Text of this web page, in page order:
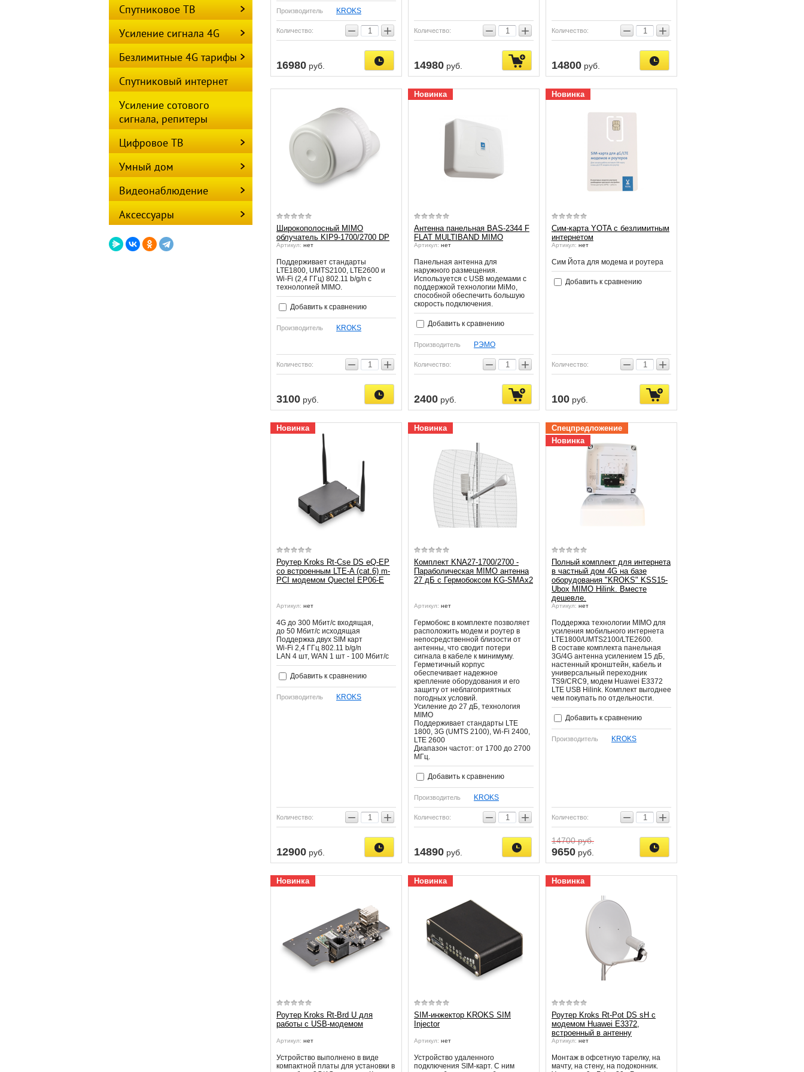
Производитель KROKS
Количество: − +
16980 руб.
Количество: − +
14980 руб.
Количество: − +
14800 руб.
Широкополосный MIMO
облучатель KIP9-1700/2700 DP
Артикул: нет
Поддерживает стандарты
LTE1800, UMTS2100, LTE2600 и
Wi-Fi (2,4 ГГц) 802.11 b/g/n с
технологией MIMO.
Добавить к сравнению
Производитель KROKS
Количество: − +
3100 руб.
Новинка
Антенна панельная BAS-2344 F
FLAT MULTIBAND MIMO
Артикул: нет
Панельная антенна для
наружного размещения.
Используется с USB модемами с
поддержкой технологии MiMo,
способной обеспечить большую
скорость подключения.
Добавить к сравнению
Производитель РЭМО
Количество: − +
2400 руб.
Новинка
Сим-карта YOTA с безлимитным
интернетом
Артикул: нет
Сим Йота для модема и роутера
Добавить к сравнению
Количество: − +
100 руб.
Новинка
Роутер Kroks Rt-Cse DS eQ-EP
со встроенным LTE-A (cat.6) m-
PCI модемом Quectel EP06-E
Артикул: нет
4G до 300 Мбит/c входящая,
до 50 Мбит/с исходящая
Поддержка двух SIM карт
Wi-Fi 2,4 ГГц 802.11 b/g/n
LAN 4 шт, WAN 1 шт - 100 Мбит/с
Добавить к сравнению
Производитель KROKS
Количество: − +
12900 руб.
Новинка
Комплект KNA27-1700/2700 -
Параболическая MIMO антенна
27 дБ с Гермобоксом KG-SMAx2
Артикул: нет
Гермобокс в комплекте позволяет
расположить модем и роутер в
непосредственной близости от
антенны, что сводит потери
сигнала в кабеле к минимуму.
Герметичный корпус
обеспечивает надежное
крепление оборудования и его
защиту от неблагоприятных
погодных условий.
Усиление до 27 дБ, технология
MIMO
Поддерживает стандарты LTE
1800, 3G (UMTS 2100), Wi-Fi 2400,
LTE 2600
Диапазон частот: от 1700 до 2700
МГц.
Добавить к сравнению
Производитель KROKS
Количество: − +
14890 руб.
Спецпредложение
Новинка
Полный комплект для интернета
в частный дом 4G на базе
оборудования "KROKS" KSS15-
Ubox MIMO Hilink. Вместе
дешевле.
Артикул: нет
Поддержка технологии MIMO для
усиления мобильного интернета
LTE1800/UMTS2100/LTE2600.
В составе комплекта панельная
3G/4G антенна усилением 15 дБ,
настенный кронштейн, кабель и
универсальный переходник
TS9/CRC9, модем Huawei E3372
LTE USB Hilink. Комплект выгоднее
чем покупать по отдельности.
Добавить к сравнению
Производитель KROKS
Количество: − +
14700руб.
9650 руб.
Новинка
Роутер Kroks Rt-Brd U для
работы с USB-модемом
Артикул: нет
Устройство выполнено в виде
компактной платы для установки в
Новинка
SIM-инжектор KROKS SIM
Injector
Артикул: нет
Устройство удаленного
подключения SIM-карт. С ним
Новинка
Роутер Kroks Rt-Pot DS sH с
модемом Huawei E3372,
встроенный в антенну
Артикул: нет
Монтаж в офсетную тарелку, на
мачту, на стену, на подоконник.
Спутниковое ТВ
Усиление сигнала 4G
Безлимитные 4G тарифы
Спутниковый интернет
Усиление сотового
сигнала, репитеры
Цифровое ТВ
Умный дом
Видеонаблюдение
Аксессуары